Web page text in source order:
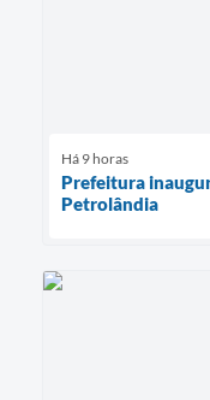
Há 9 horas
Prefeitura
Petrolândia